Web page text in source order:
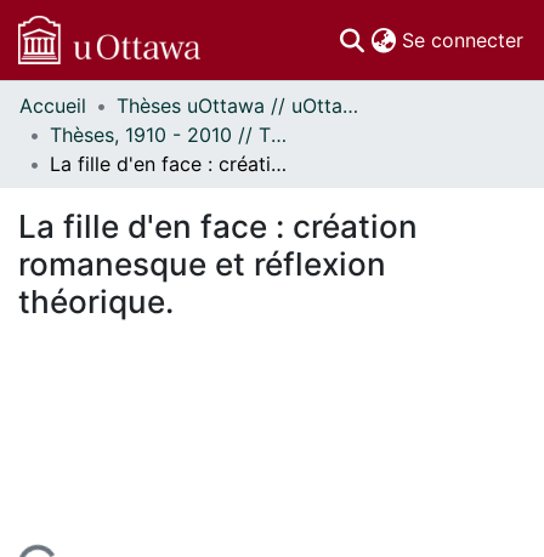
Se connecter
Communautés
et collections
Parcourir
À propos
Accueil
Thèses uOttawa // uOttawa Theses
Thèses, 1910 - 2010 // Theses, 1910 - 2010
La fille d'en face : création romanesque et réflexion théorique.
La fille d'en face : création
romanesque et réflexion
théorique.